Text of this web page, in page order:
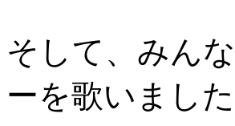
そして、みん
ーを歌いまし